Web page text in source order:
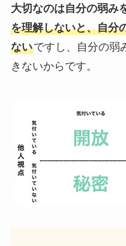
大切なのは自分の弱み
を理解しないと、自分
ないですし、自分の弱
きないからです。